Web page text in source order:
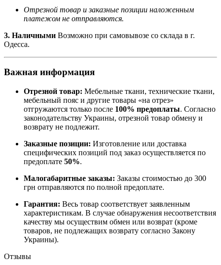
Отрезной товар и заказные позиции наложенным
платежом не отправляются.
3. Наличными Возможно при самовывозе со склада в г.
Одесса.
Важная информация
Отрезной товар: Мебельные ткани, технические ткани,
мебельный пояс и другие товары «на отрез»
отгружаются только после 100% предоплаты. Согласно
законодательству Украины, отрезной товар обмену и
возврату не подлежит.
Заказные позиции: Изготовление или доставка
специфических позиций под заказ осуществляется по
предоплате 50%.
Малогабаритные заказы: Заказы стоимостью до 300
грн отправляются по полной предоплате.
Гарантия: Весь товар соответствует заявленным
характеристикам. В случае обнаружения несоответствия
качеству мы осуществим обмен или возврат (кроме
товаров, не подлежащих возврату согласно Закону
Украины).
Отзывы